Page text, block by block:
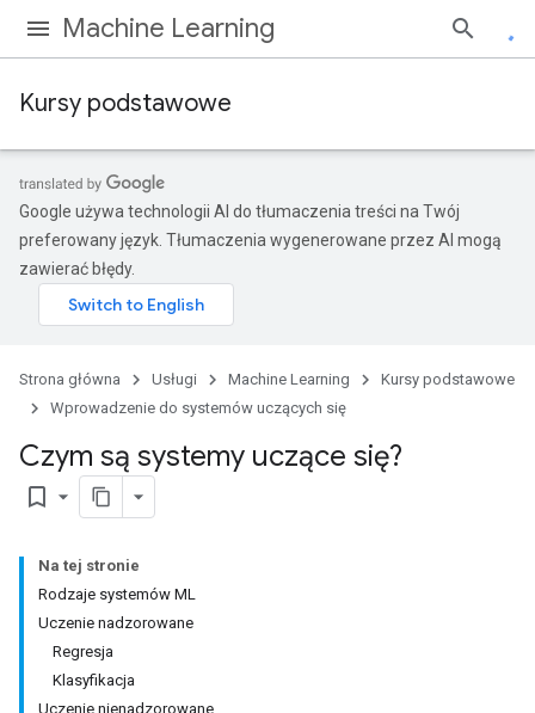
Machine Learning
Kursy podstawowe
Google używa technologii AI do tłumaczenia treści na Twój
preferowany język. Tłumaczenia wygenerowane przez AI mogą
zawierać błędy.
Strona główna Usługi Machine Learning
Kursy podstawowe
Wprowadzenie do systemów uczących się
Czym są systemy uczące się?
bookmark_border
Na tej stronie
Rodzaje systemów ML
Uczenie nadzorowane
Regresja
Klasyfikacja
Uczenie nienadzorowane